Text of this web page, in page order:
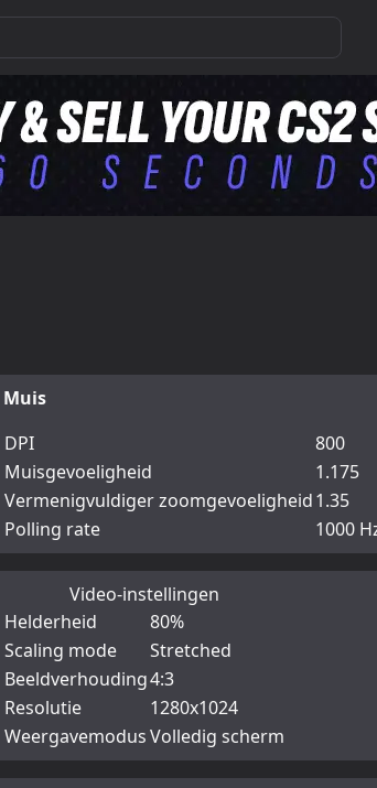
Muis
DPI
800
Muisgevoeligheid
1.175
Vermenigvuldiger zoomgevoeligheid1.35
Polling rate
1000
Video-instellingen
Helderheid
80%
Scaling mode
Stretched
Beeldverhouding4:3
Resolutie
1280x1024
WeergavemodusVolledig scherm